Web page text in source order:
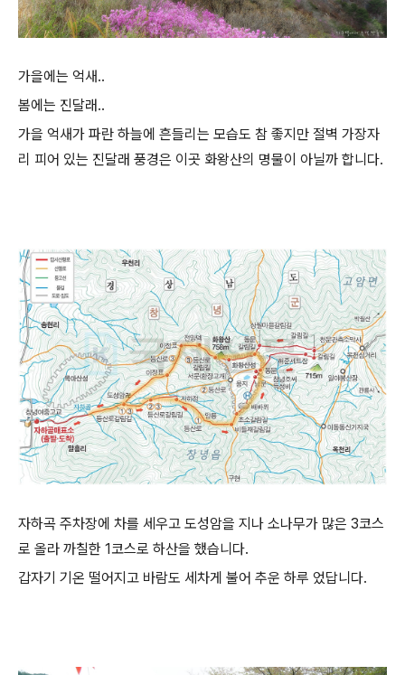
가을에는 억새..
봄에는 진달래..
가을 억새가 파란 하늘에 흔들리는 모습도 참 좋지만 절벽 가장자
리 피어 있는 진달래 풍경은 이곳 화왕산의 명물이 아닐까 합니다.
자하곡 주차장에 차를 세우고 도성암을 지나 소나무가 많은 3코스
로 올라 까칠한 1코스로 하산을 했습니다.
갑자기 기온 떨어지고 바람도 세차게 불어 추운 하루 었답니다.